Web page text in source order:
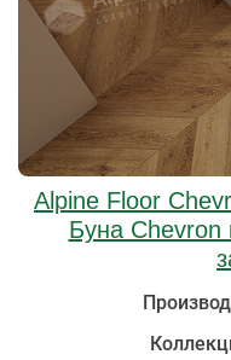
Alpine Floor
Буна Chevron